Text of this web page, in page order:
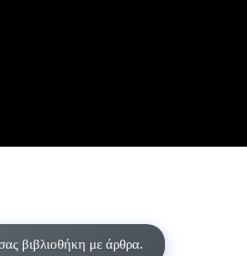
βιβλιοθήκη με άρθρα.